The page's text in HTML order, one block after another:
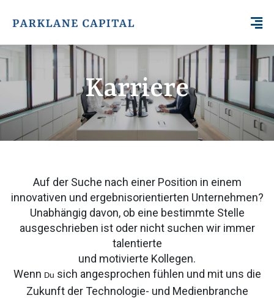
Karriere
Auf der Suche nach einer Position in einem
innovativen und ergebnisorientierten Unternehmen?
Unabhängig davon, ob eine bestimmte Stelle
ausgeschrieben ist oder nicht suchen wir immer
talentierte
und motivierte Kollegen.
Wenn Du sich angesprochen fühlen und mit uns die
Zukunft der Technologie- und Medienbranche